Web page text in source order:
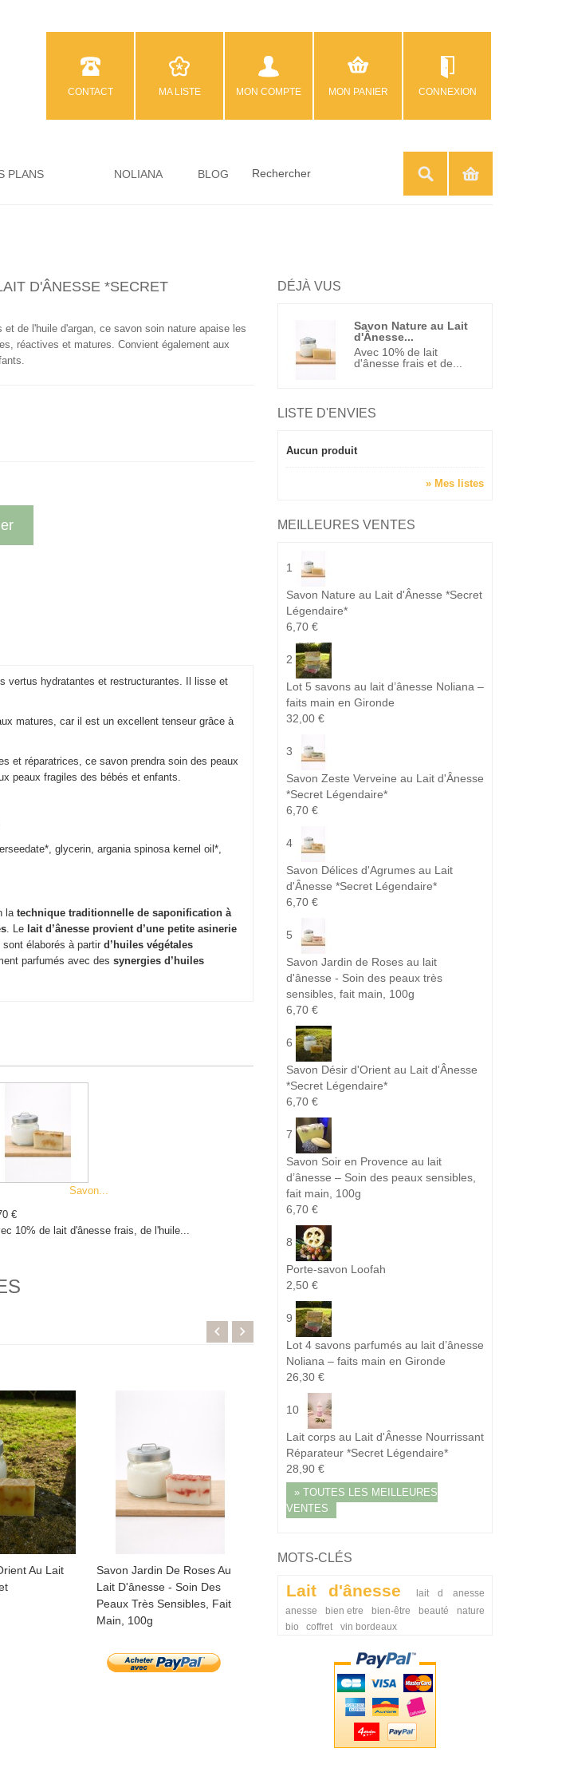
CONTACT MA LISTE MON COMPTE MON PANIER CONNEXION
PLANS NOLIANA BLOG
D'ÂNESSE *SECRET
de l'huile d'argan, ce savon soin nature apaise les
réactives et matures. Convient également aux
vertus hydratantes et restructurantes. Il lisse et
matures, car il est un excellent tenseur grâce à
et réparatrices, ce savon prendra soin des peaux
peaux fragiles des bébés et enfants.
glycerin, argania spinosa kernel oil*,
latechnique traditionnelle de saponification à
. Le lait d’ânesse provient d’une petite asinerie
élaborés à partir d’huiles végétales
parfumés avec des synergies d’huiles
Savon...
€
10% de lait d'ânesse frais, de l'huile...
Au Lait
Savon Jardin De Roses Au
Lait D'ânesse - Soin Des
Peaux Très Sensibles, Fait
Main, 100g
Lait D’ânesse Noliana – Faits
Main En Gironde
Main En Gironde
DÉJÀ VUS
Savon Nature au Lait
d'Ânesse...
Avec 10% de lait
d'ânesse frais et de...
LISTE D'ENVIES
Aucun produit
» Mes listes
MEILLEURES VENTES
1
Savon Nature au Lait d'Ânesse *Secret
Légendaire*
6,70 €
2
Lot 5 savons au lait d’ânesse Noliana –
faits main en Gironde
32,00 €
3
Savon Zeste Verveine au Lait d'Ânesse
*Secret Légendaire*
6,70 €
4
Savon Délices d'Agrumes au Lait
d'Ânesse *Secret Légendaire*
6,70 €
5
Savon Jardin de Roses au lait
d'ânesse - Soin des peaux très
sensibles, fait main, 100g
6,70 €
6
Savon Désir d'Orient au Lait d'Ânesse
*Secret Légendaire*
6,70 €
7
Savon Soir en Provence au lait
d’ânesse – Soin des peaux sensibles,
fait main, 100g
6,70 €
8
Porte-savon Loofah
2,50 €
9
Lot 4 savons parfumés au lait d’ânesse
Noliana – faits main en Gironde
26,30 €
10
Lait corps au Lait d'Ânesse Nourrissant
Réparateur *Secret Légendaire*
28,90 €
» TOUTES LES MEILLEURES
VENTES
MOTS-CLÉS
Lait d'ânesse
lait d anesse
anesse
bien etre bien-être beauté
nature
bio
coffret vin bordeaux